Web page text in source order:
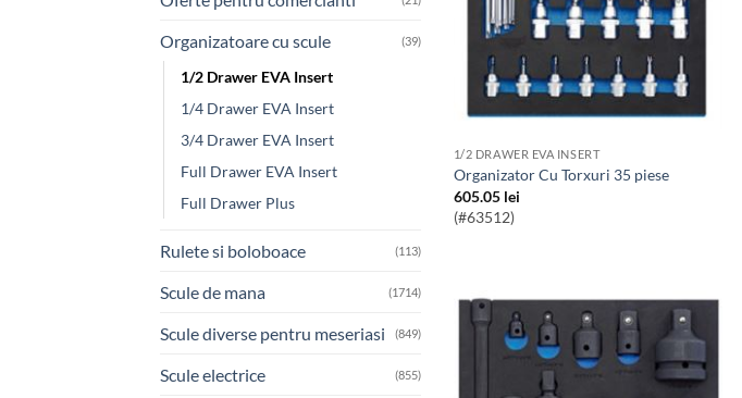
Organizatoare cu scule (39)
1/2 Drawer EVA Insert
1/4 Drawer EVA Insert
3/4 Drawer EVA Insert
Full Drawer EVA Insert
Full Drawer Plus
Rulete si boloboace (113)
Scule de mana (1714)
Scule diverse pentru meseriasi (849)
Scule electrice (855)
1/2 DRAWER EVA INSERT
Organizator Cu Torxuri 35 piese
605.05 lei
(#63512)